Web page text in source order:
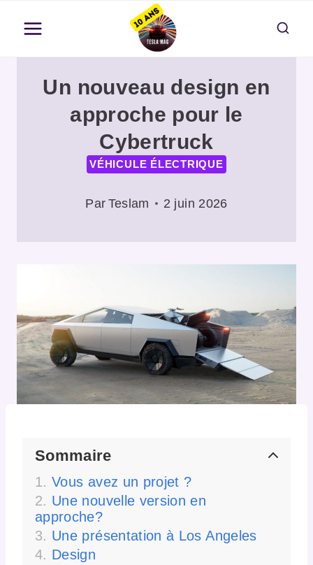
contenu
Un nouveau design en
approche pour le
Cybertruck
VÉHICULE ÉLECTRIQUE
Par Teslam 2 juin 2026
Sommaire
Vous avez un projet ?
Une nouvelle version en
approche?
Une présentation à Los Angeles
Design